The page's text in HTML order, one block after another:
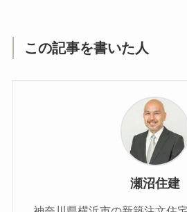
この記事を書いた人
瀬沼住建